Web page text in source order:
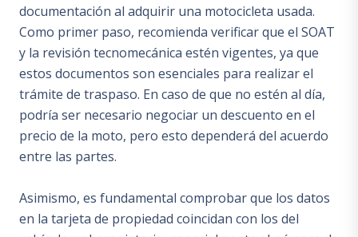
documentación al adquirir una motocicleta usada.
Como primer paso, recomienda verificar que el SOAT
y la revisión tecnomecánica estén vigentes, ya que
estos documentos son esenciales para realizar el
trámite de traspaso. En caso de que no estén al día,
podría ser necesario negociar un descuento en el
precio de la moto, pero esto dependerá del acuerdo
entre las partes.
Asimismo, es fundamental comprobar que los datos
en la tarjeta de propiedad coincidan con los del